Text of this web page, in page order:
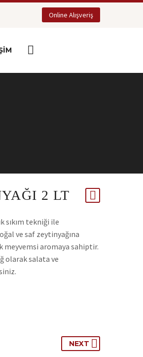
Online Alışveriş
2 LT
sıkım tekniği ile
ve saf zeytinyağına
meyvemsi aromaya sahiptir.
olarak salata ve
NEXT